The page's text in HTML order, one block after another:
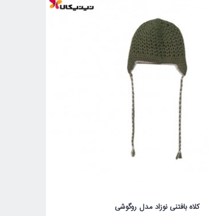
کلاه بافتنی نوزاد مدل روگوشی